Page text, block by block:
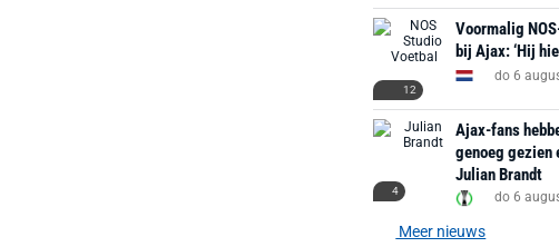
12
Voormalig
bij Ajax: ‘Hij
do 6
4
Ajax-fans
genoeg gezien
Julian Brandt
do 6
Meer nieuws